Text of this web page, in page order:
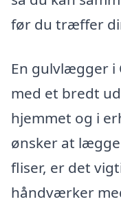
før du træffer
En gulvlægger i
med et bredt
hjemmet og i
ønsker at
fliser, er det
håndværker